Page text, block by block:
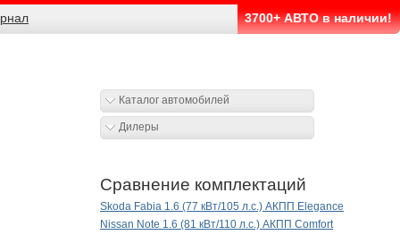
3700+ АВТО в наличии!
Каталог автомобилей
Дилеры
Сравнение комплектаций
Skoda Fabia 1.6 (77 кВт/105 л.с.) АКПП Elegance
Nissan Note 1.6 (81 кВт/110 л.с.) АКПП Comfort